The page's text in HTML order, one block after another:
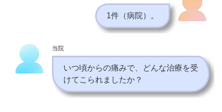
1件（病院）。
当院
いつ頃からの痛みで、どんな治療を受
けてこられましたか？